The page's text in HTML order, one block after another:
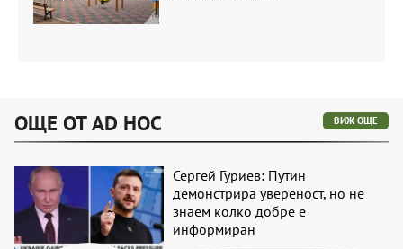
ОЩЕ ОТ AD HOC ВИЖ ОЩЕ
Сергей Гуриев: Путин
демонстрира увереност, но не
знаем колко добре е
информиран